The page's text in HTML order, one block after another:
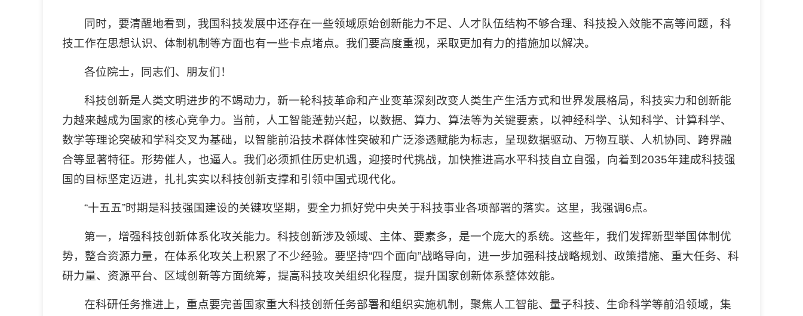
同时，要清醒地看到，我国科技发展中还存在一些领域原始创新能力不足、人才队伍结构不够合理、科技投入效能不高等问题，科
技工作在思想认识、体制机制等方面也有一些卡点堵点。我们要高度重视，采取更加有力的措施加以解决。
各位院士，同志们、朋友们！
科技创新是人类文明进步的不竭动力，新一轮科技革命和产业变革深刻改变人类生产生活方式和世界发展格局，科技实力和创新能
力越来越成为国家的核心竞争力。当前，人工智能蓬勃兴起，以数据、算力、算法等为关键要素，以神经科学、认知科学、计算科学、
数学等理论突破和学科交叉为基础，以智能前沿技术群体性突破和广泛渗透赋能为标志，呈现数据驱动、万物互联、人机协同、跨界融
合等显著特征。形势催人，也逼人。我们必须抓住历史机遇，迎接时代挑战，加快推进高水平科技自立自强，向着到2035年建成科技强
国的目标坚定迈进，扎扎实实以科技创新支撑和引领中国式现代化。
“十五五”时期是科技强国建设的关键攻坚期，要全力抓好党中央关于科技事业各项部署的落实。这里，我强调6点。
第一，增强科技创新体系化攻关能力。科技创新涉及领域、主体、要素多，是一个庞大的系统。这些年，我们发挥新型举国体制优
势，整合资源力量，在体系化攻关上积累了不少经验。要坚持“四个面向”战略导向，进一步加强科技战略规划、政策措施、重大任务、科
研力量、资源平台、区域创新等方面统筹，提高科技攻关组织化程度，提升国家创新体系整体效能。
在科研任务推进上，重点要完善国家重大科技创新任务部署和组织实施机制，聚焦人工智能、量子科技、生命科学等前沿领域，集